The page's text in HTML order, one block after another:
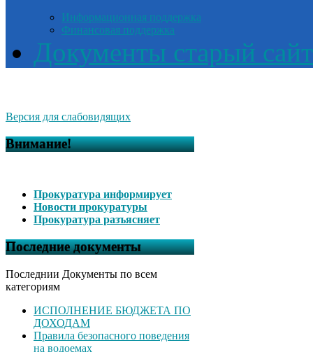
Информационная поддержка
Финансовая поддержка
Документы старый сайт
Версия для слабовидящих
Внимание!
Прокуратура информирует
Новости прокуратуры
Прокуратура разъясняет
Последние документы
Последнии Документы по всем
категориям
ИСПОЛНЕНИЕ БЮДЖЕТА ПО
ДОХОДАМ
Правила безопасного поведения
на водоемах